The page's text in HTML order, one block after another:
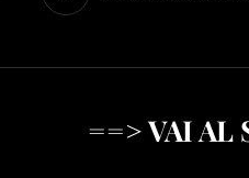
==> VAI AL